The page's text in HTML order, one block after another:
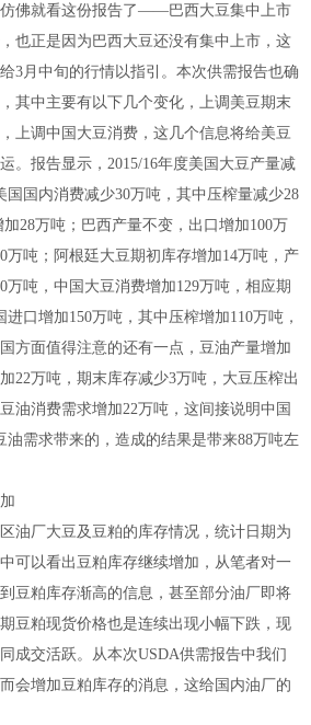
佛就看这份报告了——巴西大豆集中上市
也正是因为巴西大豆还没有集中上市，这
3月中旬的行情以指引。本次供需报告也确
其中主要有以下几个变化，上调美豆期末
上调中国大豆消费，这几个信息将给美豆
。报告显示，2015/16年度美国大豆产量减
国国内消费减少30万吨，其中压榨量减少28
28万吨；巴西产量不变，出口增加100万
万吨；阿根廷大豆期初库存增加14万吨，产
万吨，中国大豆消费增加129万吨，相应期
口增加150万吨，其中压榨增加110万吨，
方面值得注意的还有一点，豆油产量增加
22万吨，期末库存减少3万吨，大豆压榨出
油消费需求增加22万吨，这间接说明中国
油需求带来的，造成的结果是带来88万吨左
厂大豆及豆粕的库存情况，统计日期为
可以看出豆粕库存继续增加，从笔者对一
豆粕库存渐高的信息，甚至部分油厂即将
豆粕现货价格也是连续出现小幅下跌，现
成交活跃。从本次USDA供需报告中我们
会增加豆粕库存的消息，这给国内油厂的